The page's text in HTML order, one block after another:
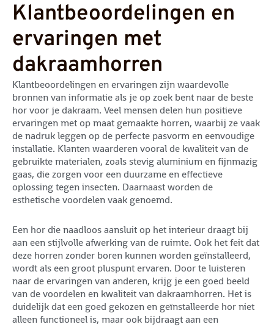
Klantbeoordelingen en
ervaringen met
dakraamhorren
Klantbeoordelingen en ervaringen zijn waardevolle
bronnen van informatie als je op zoek bent naar de beste
hor voor je dakraam. Veel mensen delen hun positieve
ervaringen met op maat gemaakte horren, waarbij ze vaak
de nadruk leggen op de perfecte pasvorm en eenvoudige
installatie. Klanten waarderen vooral de kwaliteit van de
gebruikte materialen, zoals stevig aluminium en fijnmazig
gaas, die zorgen voor een duurzame en effectieve
oplossing tegen insecten. Daarnaast worden de
esthetische voordelen vaak genoemd.
Een hor die naadloos aansluit op het interieur draagt bij
aan een stijlvolle afwerking van de ruimte. Ook het feit dat
deze horren zonder boren kunnen worden geïnstalleerd,
wordt als een groot pluspunt ervaren. Door te luisteren
naar de ervaringen van anderen, krijg je een goed beeld
van de voordelen en kwaliteit van dakraamhorren. Het is
duidelijk dat een goed gekozen en geïnstalleerde hor niet
alleen functioneel is, maar ook bijdraagt aan een